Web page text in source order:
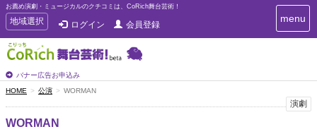
お薦め演劇・ミュージカルのクチコミは、CoRich舞台芸術！
T
o
g
g
e
n
a
v
i
地域選択 ログイン 会員登録
バナー広告お申込み
T
o
menu
HOME 公演 WORMAN
演劇
WORMAN